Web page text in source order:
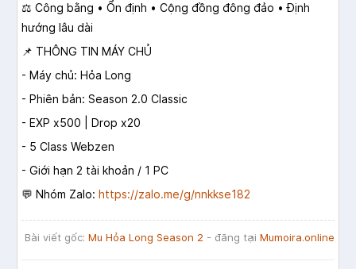
⚖️ Công bằng • Ổn định • Cộng đồng đông đảo • Định
hướng lâu dài
📌 THÔNG TIN MÁY CHỦ
- Máy chủ: Hỏa Long
- Phiên bản: Season 2.0 Classic
- EXP x500 | Drop x20
- 5 Class Webzen
- Giới hạn 2 tài khoản / 1 PC
💬 Nhóm Zalo: https://zalo.me/g/nnkkse182
Bài viết gốc: Mu Hỏa Long Season 2 - đăng tại Mumoira.online